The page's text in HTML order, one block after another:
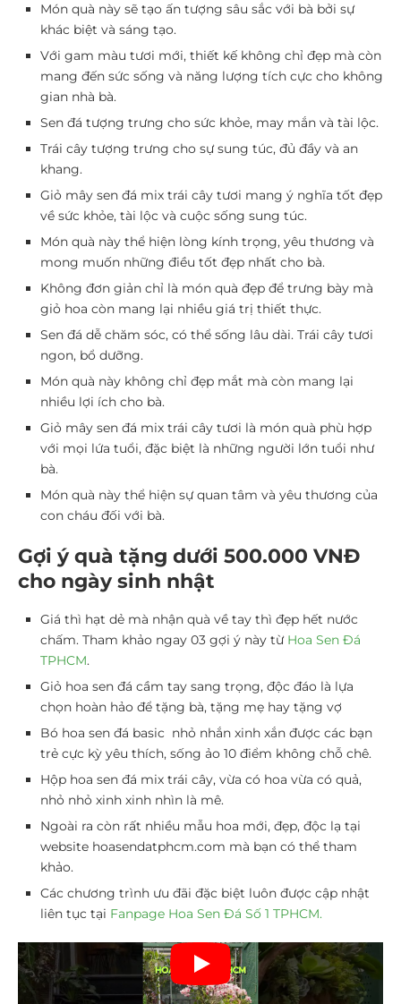
Món quà này sẽ tạo ấn tượng sâu sắc với bà bởi sự
khác biệt và sáng tạo.
Với gam màu tươi mới, thiết kế không chỉ đẹp mà còn
mang đến sức sống và năng lượng tích cực cho không
gian nhà bà.
Sen đá tượng trưng cho sức khỏe, may mắn và tài lộc.
Trái cây tượng trưng cho sự sung túc, đủ đầy và an
khang.
Giỏ mây sen đá mix trái cây tươi mang ý nghĩa tốt đẹp
về sức khỏe, tài lộc và cuộc sống sung túc.
Món quà này thể hiện lòng kính trọng, yêu thương và
mong muốn những điều tốt đẹp nhất cho bà.
Không đơn giản chỉ là món quà đẹp để trưng bày mà
giỏ hoa còn mang lại nhiều giá trị thiết thực.
Sen đá dễ chăm sóc, có thể sống lâu dài. Trái cây tươi
ngon, bổ dưỡng.
Món quà này không chỉ đẹp mắt mà còn mang lại
nhiều lợi ích cho bà.
Giỏ mây sen đá mix trái cây tươi là món quà phù hợp
với mọi lứa tuổi, đặc biệt là những người lớn tuổi như
bà.
Món quà này thể hiện sự quan tâm và yêu thương của
con cháu đối với bà.
Gợi ý quà tặng dưới 500.000 VNĐ
cho ngày sinh nhật
Giá thì hạt dẻ mà nhận quà về tay thì đẹp hết nước
chấm. Tham khảo ngay 03 gợi ý này từ Hoa Sen Đá
TPHCM.
Giỏ hoa sen đá cầm tay sang trọng, độc đáo là lựa
chọn hoàn hảo để tặng bà, tặng mẹ hay tặng vợ
Bó hoa sen đá basic nhỏ nhắn xinh xắn được các bạn
trẻ cực kỳ yêu thích, sống ảo 10 điểm không chỗ chê.
Hộp hoa sen đá mix trái cây, vừa có hoa vừa có quả,
nhỏ nhỏ xinh xinh nhìn là mê.
Ngoài ra còn rất nhiều mẫu hoa mới, đẹp, độc lạ tại
website hoasendatphcm.com mà bạn có thể tham
khảo.
Các chương trình ưu đãi đặc biệt luôn được cập nhật
liên tục tại Fanpage Hoa Sen Đá Số 1 TPHCM.